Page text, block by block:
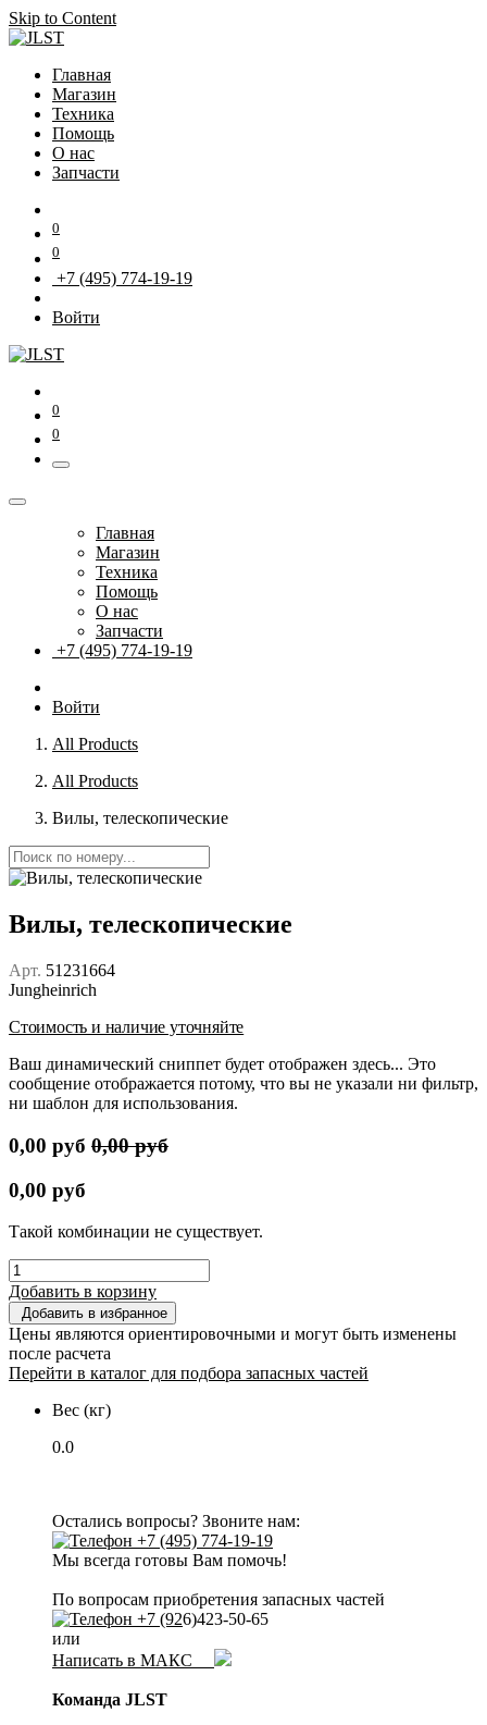
Skip to Content
Главная
Магазин
Техника
Помощь
О нас
Запчасти
0
0
+7 (495) 774-19-19
Войти
0
0
Главная
Магазин
Техника
Помощь
О нас
Запчасти
+7 (495) 774-19-19
Войти
All Products
All Products
Вилы, телескопические
Вилы, телескопические
Арт. 51231664
Jungheinrich
Стоимость и наличие уточняйте
Ваш динамический сниппет будет отображен здесь... Это
сообщение отображается потому, что вы не указали ни фильтр,
ни шаблон для использования.
0,00 руб 0,00руб
0,00 руб
Такой комбинации не существует.
Добавить в корзину
Добавить в избранное
Цены являются ориентировочными и могут быть изменены
после расчета
Перейти в каталог для подбора запасных частей
Вес (кг)
0.0
Остались вопросы? Звоните нам:
+7 (495) 774-19-19
Мы всегда готовы Вам помочь!
По вопросам приобретения запасных частей
+7 (926)423-50-65
или
Написать в МАКС
Команда JLST